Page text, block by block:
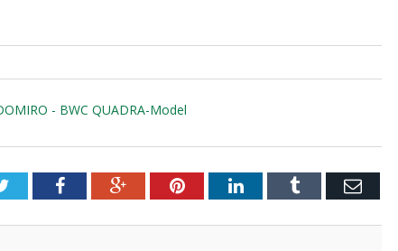
- BWC QUADRA-Model
TwitterFacebookGoogle+PinterestLinkedInTumblr Email